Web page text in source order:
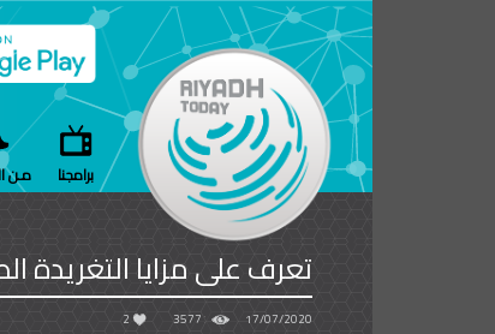
برامجنا مـن
تعرف على مزايا التغريدة
17/07/2020
3577
2